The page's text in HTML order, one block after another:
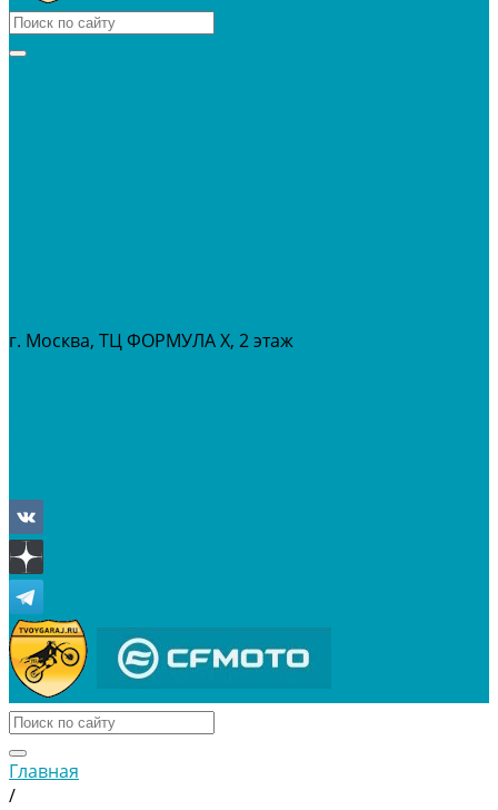
г. Москва, ТЦ ФОРМУЛА Х, 2 этаж
Главная
/